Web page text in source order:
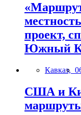
проект,
Южный
Кавказ,
США и